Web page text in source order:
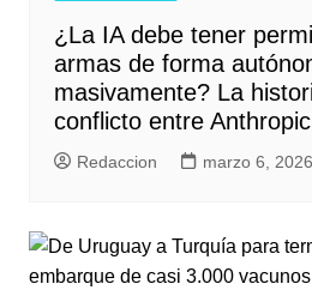
¿La IA debe tener
armas de forma
masivamente? La
conflicto entre
Redaccion marzo 6, 2026